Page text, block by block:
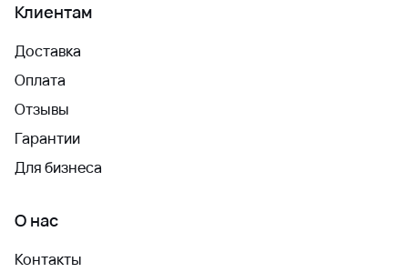
Клиентам
Доставка
Оплата
Отзывы
Гарантии
Для бизнеса
О нас
Контакты